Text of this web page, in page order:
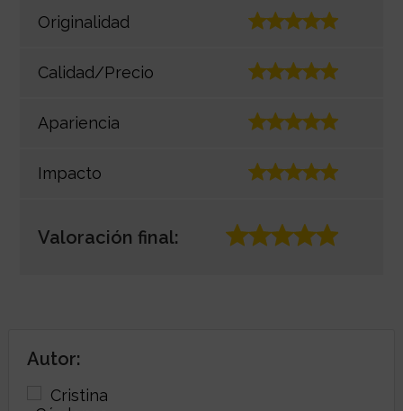
Originalidad
Calidad/Precio
Apariencia
Impacto
Valoración final:
Autor: